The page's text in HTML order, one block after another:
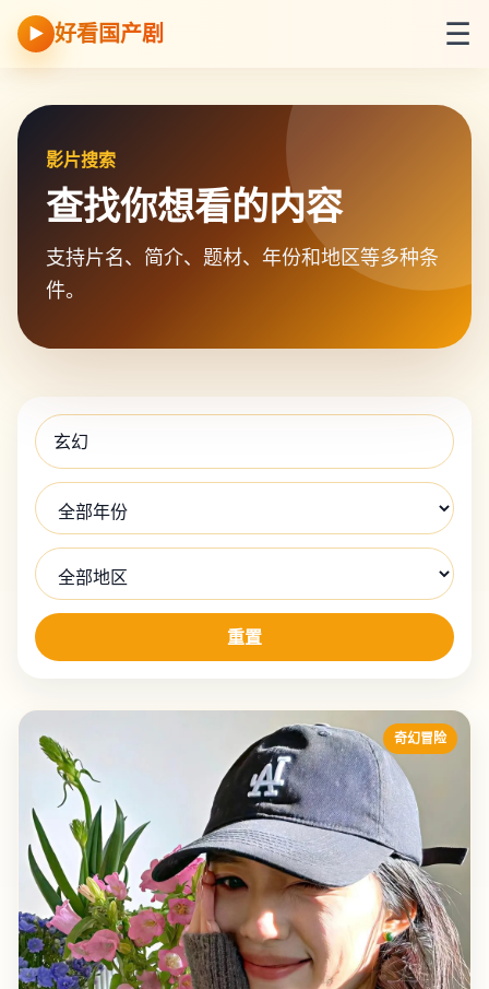
▶ 好看国产剧 ☰
影片搜索
查找你想看的内容
支持片名、简介、题材、年份和地区等多种条
件。
重置
奇幻冒险